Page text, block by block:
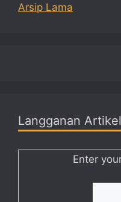
Arsip Lama
Langganan Artikel
Enter